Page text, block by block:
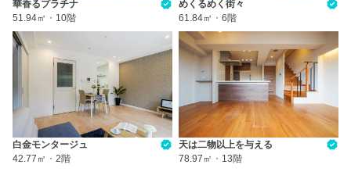
華香るプラチナ
51.94㎡ ・ 10階
めくるめく街々
61.84㎡ ・ 6階
白金モンタージュ
42.77㎡ ・ 2階
天は二物以上を与える
78.97㎡ ・ 13階